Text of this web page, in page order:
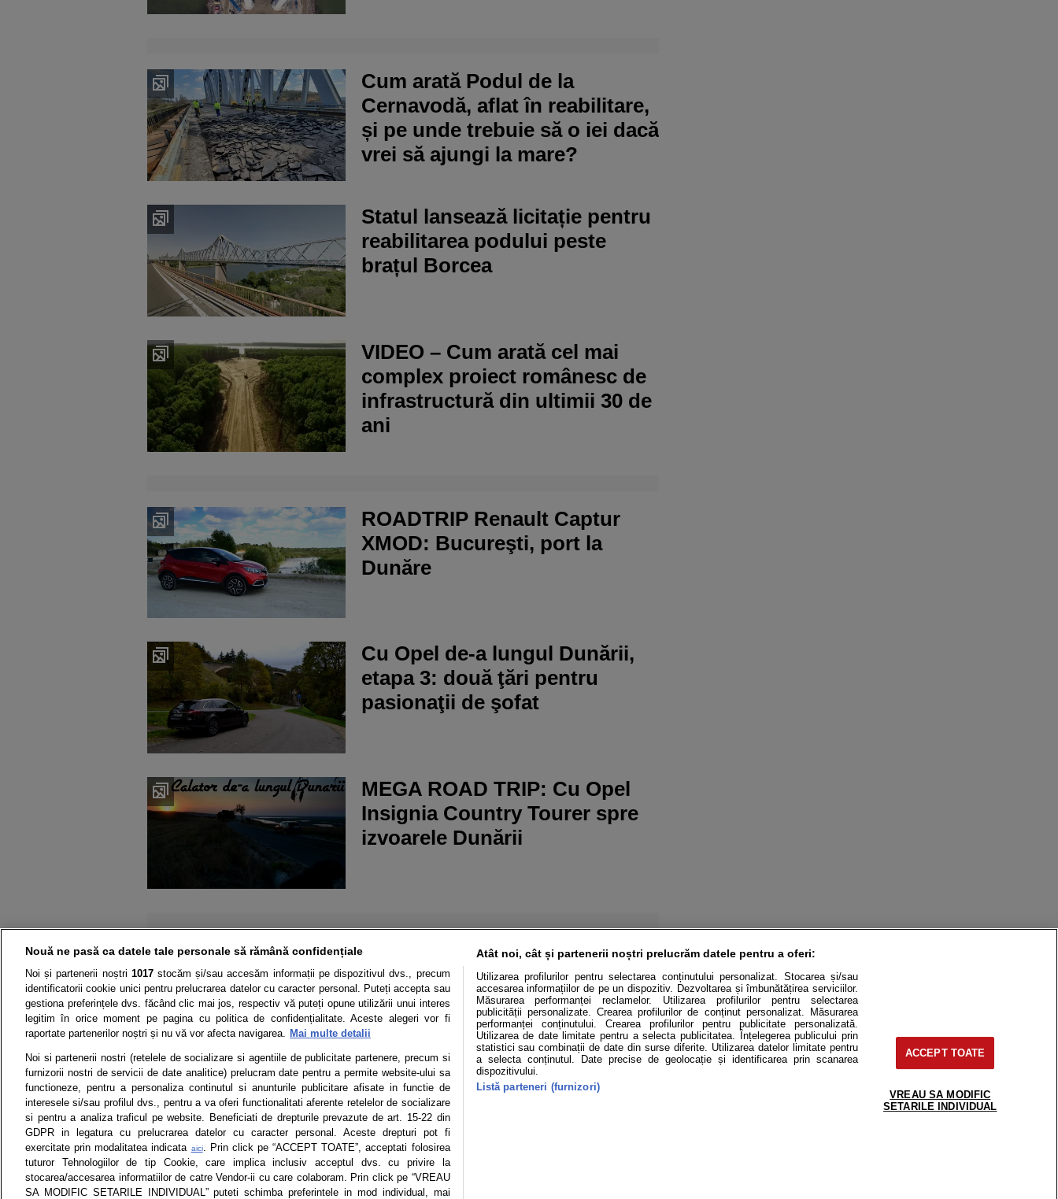
Cum arată Podul de la
Cernavodă, aflat în reabilitare,
și pe unde trebuie să o iei dacă
vrei să ajungi la mare?
Statul lansează licitație pentru
reabilitarea podului peste
brațul Borcea
VIDEO – Cum arată cel mai
complex proiect românesc de
infrastructură din ultimii 30 de
ani
ROADTRIP Renault Captur
XMOD: Bucureşti, port la
Dunăre
Cu Opel de-a lungul Dunării,
etapa 3: două ţări pentru
pasionaţii de şofat
MEGA ROAD TRIP: Cu Opel
Insignia Country Tourer spre
izvoarele Dunării
Știri Test drive Mașini electrice Utile Video Podcast cu Prioritate Cât costă?
Termeni si conditii Politica de confidentialitate Politica de cookies Modifică Setările
Toate drepturile rezervate | Citarea se poate face în limita a 250 de semne. Nicio instituţie sau persoană (site-uri, instituţii mass-media, firme de
monitorizare) nu poate reproduce integral scrierile publicistice purtătoare de Drepturi de Autor fără acordul nostru.
Nouă ne pasă ca datele tale personale să rămână confidențiale
Noi și partenerii noștri 1017stocăm și/sau accesăm informații pe dispozitivul dvs., precum
identificatorii cookie unici pentru prelucrarea datelor cu caracter personal. Puteți accepta sau
gestiona preferințele dvs. făcând clic mai jos, respectiv vă puteți opune utilizării unui interes
legitim în orice moment pe pagina cu politica de confidențialitate. Aceste alegeri vor fi
raportate partenerilor noștri și nu vă vor afecta navigarea. Mai multe detalii
Noi si partenerii nostri (retelele de socializare si agentiile de publicitate partenere, precum si
furnizorii nostri de servicii de date analitice) prelucram date pentru a permite website-ului sa
functioneze, pentru a personaliza continutul si anunturile publicitare afisate in functie de
interesele si/sau profilul dvs., pentru a va oferi functionalitati aferente retelelor de socializare
si pentru a analiza traficul pe website. Beneficiati de drepturile prevazute de art. 15-22 din
GDPR in legatura cu prelucrarea datelor cu caracter personal. Aceste drepturi pot fi
exercitate prin modalitatea indicata aici. Prin click pe “ACCEPT TOATE”, acceptati folosirea
tuturor Tehnologiilor de tip Cookie, care implica inclusiv acceptul dvs. cu privire la
stocarea/accesarea informatiilor de catre Vendor-ii cu care colaboram. Prin click pe “VREAU
SA MODIFIC SETARILE INDIVIDUAL” puteti schimba preferintele in mod individual, mai
Atât noi, cât și partenerii noștri prelucrăm datele pentru a oferi:
Utilizarea profilurilor pentru selectarea conținutului personalizat. Stocarea și/sau
accesarea informațiilor de pe un dispozitiv. Dezvoltarea și îmbunătățirea serviciilor.
Măsurarea performanței reclamelor. Utilizarea profilurilor pentru selectarea
publicității personalizate. Crearea profilurilor de conținut personalizat. Măsurarea
performanței conținutului. Crearea profilurilor pentru publicitate personalizată.
Utilizarea de date limitate pentru a selecta publicitatea. Înțelegerea publicului prin
statistici sau combinații de date din surse diferite. Utilizarea datelor limitate pentru
a selecta conținutul. Date precise de geolocație și identificarea prin scanarea
dispozitivului.
Listă parteneri (furnizori)
ACCEPT TOATE
VREAU SA MODIFIC
SETARILE INDIVIDUAL